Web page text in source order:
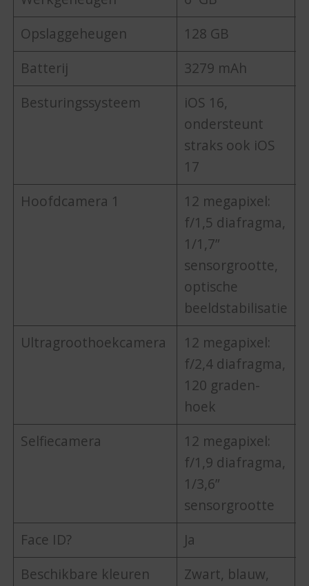
Opslaggeheugen
128 GB
Batterij
3279 mAh
Besturingssysteem
iOS 16,
ondersteunt
straks ook iOS
17
Hoofdcamera 1
12 megapixel:
f/1,5 diafragma,
1/1,7”
sensorgrootte,
optische
beeldstabilisatie
Ultragroothoekcamera
12 megapixel:
f/2,4 diafragma,
120 graden-
hoek
Selfiecamera
12 megapixel:
f/1,9 diafragma,
1/3,6”
sensorgrootte
Face ID?
Ja
Beschikbare kleuren
Zwart, blauw,